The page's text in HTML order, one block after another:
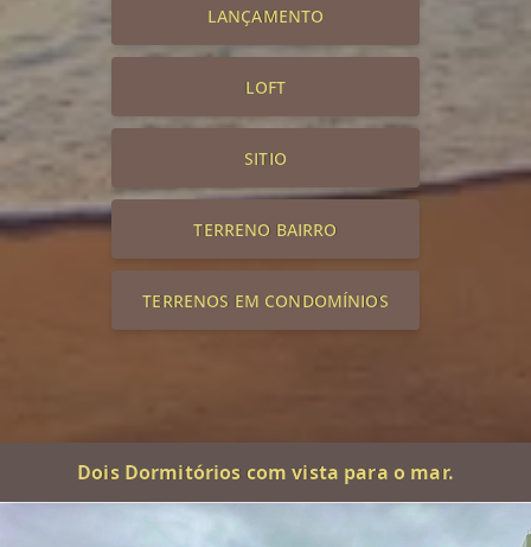
LANÇAMENTO
LOFT
SITIO
TERRENO BAIRRO
TERRENOS EM CONDOMÍNIOS
Dois Dormitórios com vista para o mar.